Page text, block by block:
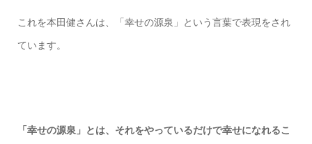
これを本田健さんは、「幸せの源泉」という言葉で表現をされ
ています。
「幸せの源泉」とは、それをやっているだけで幸せになれるこ